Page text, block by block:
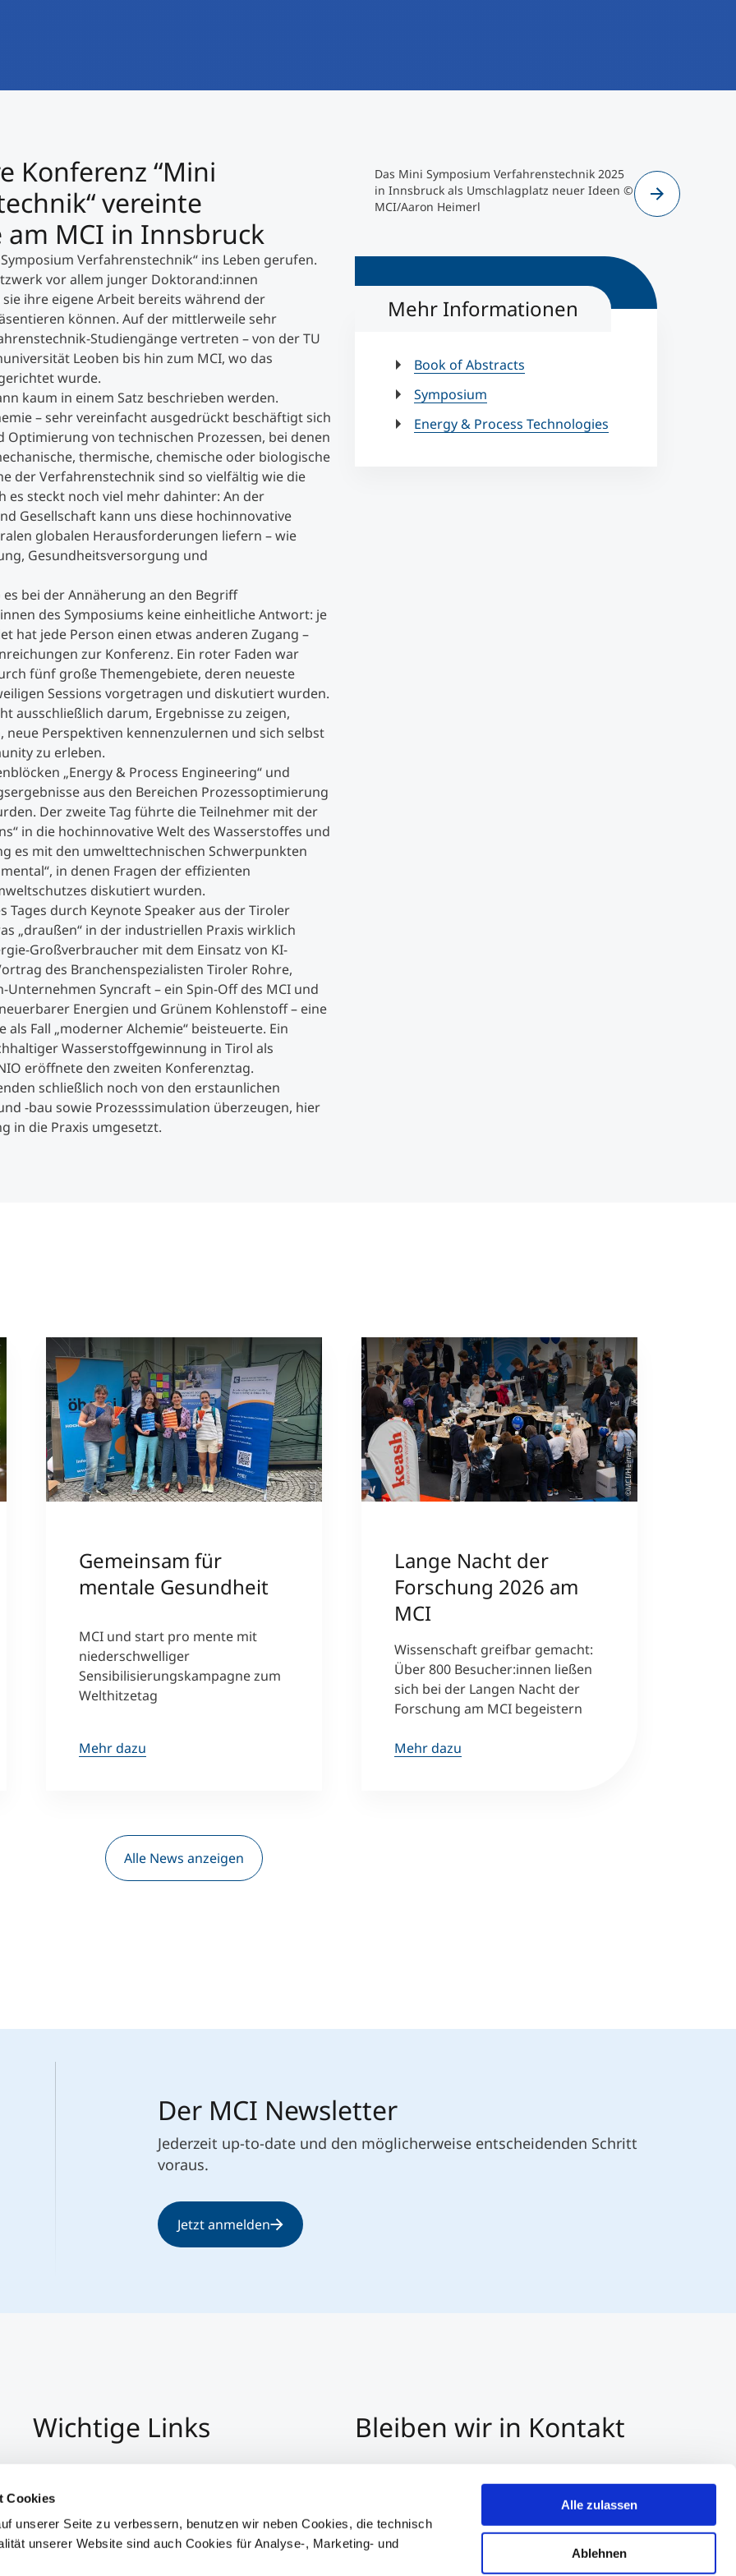
Cookies
unserer Seite zu verbessern, benutzen wir neben Cookies, die technisch
unserer Website sind auch Cookies für Analyse-, Marketing- und
Alle zulassen
Ablehnen
Masterclasses
Management-Seminare
Technische Weiterbildung
Maßgeschneiderte Programme
Studienberatung
Executive Education Finder
Konferenz “Mini
vereinte
MCI in Innsbruck
Verfahrenstechnik“ ins Leben gerufen.
vor allem junger Doktorand:innen
ihre eigene Arbeit bereits während der
können. Auf der mittlerweile sehr
Studiengänge vertreten – von der TU
Leoben bis hin zum MCI, wo das
wurde.
kaum in einem Satz beschrieben werden.
– sehr vereinfacht ausgedrückt beschäftigt sich
von technischen Prozessen, bei denen
thermische, chemische oder biologische
der Verfahrenstechnik sind so vielfältig wie die
steckt noch viel mehr dahinter: An der
Gesellschaft kann uns diese hochinnovative
globalen Herausforderungen liefern – wie
Gesundheitsversorgung und
bei der Annäherung an den Begriff
des Symposiums keine einheitliche Antwort: je
hat jede Person einen etwas anderen Zugang –
zur Konferenz. Ein roter Faden war
fünf große Themengebiete, deren neueste
Sessions vorgetragen und diskutiert wurden.
ausschließlich darum, Ergebnisse zu zeigen,
Perspektiven kennenzulernen und sich selbst
zu erleben.
„Energy & Process Engineering“ und
aus den Bereichen Prozessoptimierung
Der zweite Tag führte die Teilnehmer mit der
in die hochinnovative Welt des Wasserstoffes und
es mit den umwelttechnischen Schwerpunkten
in denen Fragen der effizienten
diskutiert wurden.
durch Keynote Speaker aus der Tiroler
„draußen“ in der industriellen Praxis wirklich
Großverbraucher mit dem Einsatz von KI-
des Branchenspezialisten Tiroler Rohre,
Syncraft – ein Spin-Off des MCI und
Energien und Grünem Kohlenstoff – eine
Fall „moderner Alchemie“ beisteuerte. Ein
Wasserstoffgewinnung in Tirol als
eröffnete den zweiten Konferenztag.
schließlich noch von den erstaunlichen
-bau sowie Prozesssimulation überzeugen, hier
in die Praxis umgesetzt.
Das Mini Symposium Verfahrenstechnik 2025
in Innsbruck als Umschlagplatz neuer Ideen ©
MCI/Aaron Heimerl
Mehr Informationen
Book of Abstracts
Symposium
Energy & Process Technologies
©MCI
Gemeinsam für
mentale Gesundheit
MCI und start pro mente mit
niederschwelliger
Sensibilisierungskampagne zum
Welthitzetag
Mehr dazu
©MCI/Heimerl
Lange Nacht der
Forschung 2026 am
MCI
Wissenschaft greifbar gemacht:
Über 800 Besucher:innen ließen
sich bei der Langen Nacht der
Forschung am MCI begeistern
Mehr dazu
Alle News anzeigen
Der MCI Newsletter
Jederzeit up-to-date und den möglicherweise entscheidenden Schritt
voraus.
Jetzt anmelden
Wichtige Links
Datenschutz
Hinweisgeber:Innensystem
Barrierefreiheit
Bleiben wir in Kontakt
Per Whatsapp kontaktieren